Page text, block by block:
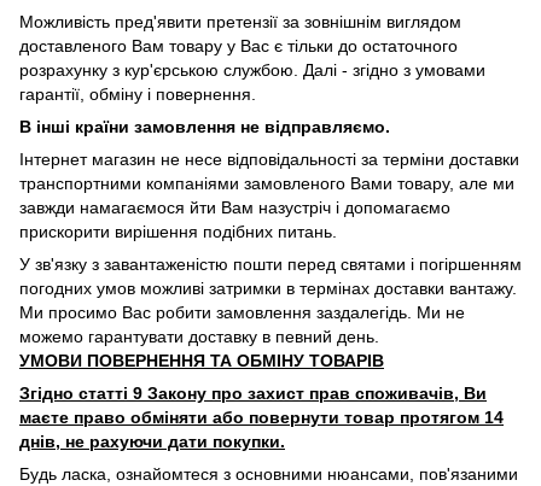
Можливість пред'явити претензії за зовнішнім виглядом
доставленого Вам товару у Вас є тільки до остаточного
розрахунку з кур'єрською службою. Далі - згідно з умовами
гарантії, обміну і повернення.
В інші країни замовлення не відправляємо.
Інтернет магазин не несе відповідальності за терміни доставки
транспортними компаніями замовленого Вами товару, але ми
завжди намагаємося йти Вам назустріч і допомагаємо
прискорити вирішення подібних питань.
У зв'язку з завантаженістю пошти перед святами і погіршенням
погодних умов можливі затримки в термінах доставки вантажу.
Ми просимо Вас робити замовлення заздалегідь. Ми не
можемо гарантувати доставку в певний день.
УМОВИ ПОВЕРНЕННЯ ТА ОБМІНУ ТОВАРІВ
Згідно статті 9 Закону про захист прав споживачів, Ви
маєте право обміняти або повернути товар протягом 14
днів, не рахуючи дати покупки.
Будь ласка, ознайомтеся з основними нюансами, пов'язаними